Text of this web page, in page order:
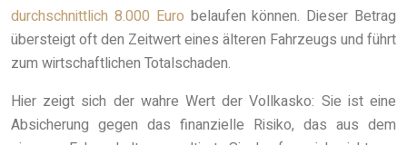
durchschnittlich 8.000 Euro belaufen können. Dieser Betrag
übersteigt oft den Zeitwert eines älteren Fahrzeugs und führt
zum wirtschaftlichen Totalschaden.
Hier zeigt sich der wahre Wert der Vollkasko: Sie ist eine
Absicherung gegen das finanzielle Risiko, das aus dem